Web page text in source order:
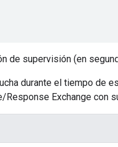
de supervisión (en
durante el tiempo de
Response Exchange con